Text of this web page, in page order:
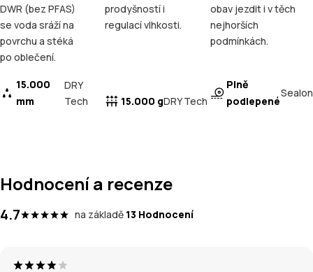
DWR (bez PFAS)
se voda sráží na
povrchu a stéká
po oblečení.
15.000
mm
DRY
Tech
prodyšností i
regulací vlhkosti.
15.000 gDRY Tech
obav jezdit i v těch
nejhorších
podmínkách.
Plně
podlepené
Sealon
Hodnocení a recenze
4.7 na základě 13 Hodnocení